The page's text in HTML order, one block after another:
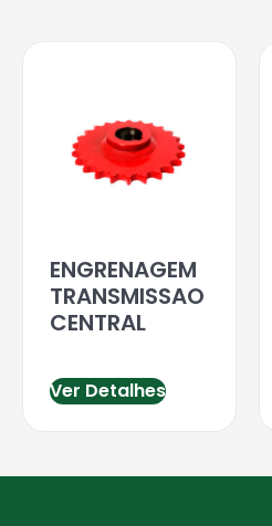
ENGRENAGEM
TRANSMISSAO
CENTRAL
Ver Detalhes